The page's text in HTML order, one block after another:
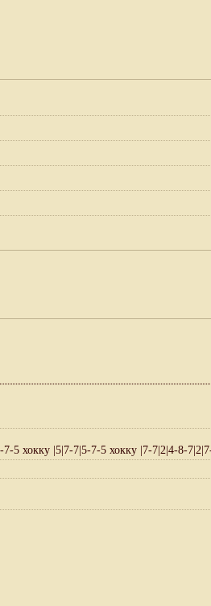
5 хокку |5|7-7|5-7-5 хокку |7-7|2|4-8-